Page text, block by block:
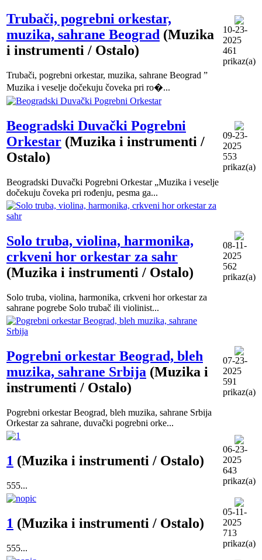
Trubači, pogrebni orkestar,
muzika, sahrane Beograd (Muzika
i instrumenti / Ostalo)
Trubači, pogrebni orkestar, muzika, sahrane Beograd ”
Muzika i veselje dočekuju čoveka pri ro�...
10-23-
2025
461
prikaz(a)
Beogradski Duvački Pogrebni
Orkestar (Muzika i instrumenti /
Ostalo)
Beogradski Duvački Pogrebni Orkestar „Muzika i veselje
dočekuju čoveka pri rođenju, pesma ga...
09-23-
2025
553
prikaz(a)
Solo truba, violina, harmonika,
crkveni hor orkestar za sahr
(Muzika i instrumenti / Ostalo)
Solo truba, violina, harmonika, crkveni hor orkestar za
sahrane pogrebe Solo trubač ili violinist...
08-11-
2025
562
prikaz(a)
Pogrebni orkestar Beograd, bleh
muzika, sahrane Srbija (Muzika i
instrumenti / Ostalo)
Pogrebni orkestar Beograd, bleh muzika, sahrane Srbija
Orkestar za sahrane, duvački pogrebni orke...
07-23-
2025
591
prikaz(a)
1 (Muzika i instrumenti / Ostalo)
555...
06-23-
2025
643
prikaz(a)
1 (Muzika i instrumenti / Ostalo)
555...
05-11-
2025
713
prikaz(a)